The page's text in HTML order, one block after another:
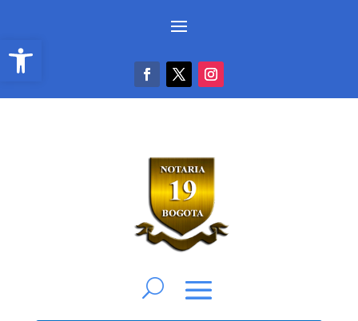
Abrir barra de herramientas